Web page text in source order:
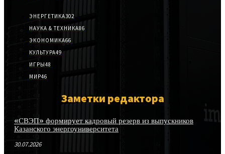
ЭНЕРГЕТИКА302
НАУКА & ТЕХНИКА86
ЭКОНОМИКА66
КУЛЬТУРА49
ИГРЫ48
МИР46
Заметки редактора
«СВЭП» формирует кадровый резерв из выпускников
Казанского энергоуниверситета
30.07.2026